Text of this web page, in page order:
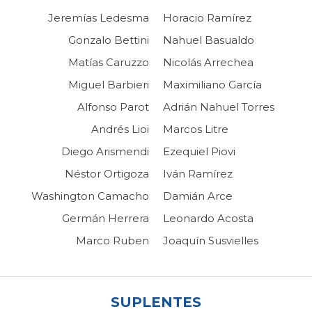
Jeremías Ledesma
Gonzalo Bettini
Matías Caruzzo
Miguel Barbieri
Alfonso Parot
Andrés Lioi
Diego Arismendi
Néstor Ortigoza
Washington Camacho
Germán Herrera
Marco Ruben
Horacio Ramírez
Nahuel Basualdo
Nicolás Arrechea
Maximiliano García
Adrián Nahuel Torres
Marcos Litre
Ezequiel Piovi
Iván Ramírez
Damián Arce
Leonardo Acosta
Joaquín Susvielles
SUPLENTES